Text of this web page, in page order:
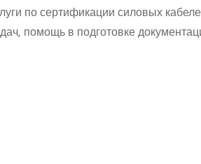
по сертификации силовых
помощь в подготовке